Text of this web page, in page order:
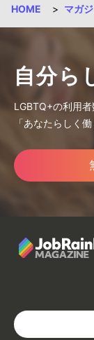
HOME マガ
自分ら
LGBTQ+の利用
「あなたらしく